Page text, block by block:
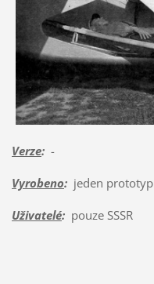
Verze:-
Vyrobeno:jeden prototyp
Uživatelé:pouze SSSR